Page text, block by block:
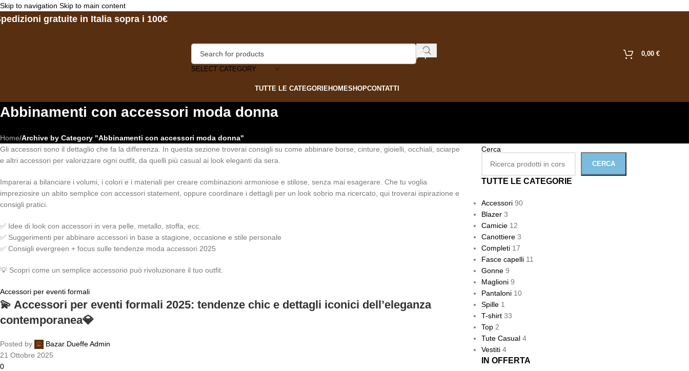
Skip to navigation Skip to main content
gratuite in Italia sopra i 100€
SELECT CATEGORY
0,00 €
TUTTE LE CATEGORIEHOMESHOPCONTATTI
Abbinamenti con accessori moda donna
Home/Archive by Category "Abbinamenti con accessori moda donna"
Gli accessori sono il dettaglio che fa la differenza. In questa sezione troverai consigli su come abbinare borse, cinture, gioielli, occhiali, sciarpe
e altri accessori per valorizzare ogni outfit, da quelli più casual ai look eleganti da sera.
Imparerai a bilanciare i volumi, i colori e i materiali per creare combinazioni armoniose e stilose, senza mai esagerare. Che tu voglia
impreziosire un abito semplice con accessori statement, oppure coordinare i dettagli per un look sobrio ma ricercato, qui troverai ispirazione e
consigli pratici.
✅ Idee di look con accessori in vera pelle, metallo, stoffa, ecc.
✅ Suggerimenti per abbinare accessori in base a stagione, occasione e stile personale
✅ Consigli evergreen + focus sulle tendenze moda accessori 2025
💡 Scopri come un semplice accessorio può rivoluzionare il tuo outfit.
Accessori per eventi formali
💫 Accessori per eventi formali 2025: tendenze chic e dettagli iconici dell’eleganza
contemporanea💎
Posted by
Bazar Dueffe Admin
21 Ottobre 2025
0
Cerca
CERCA
TUTTE LE CATEGORIE
Accessori 90
Blazer 3
Camicie 12
Canottiere 3
Completi 17
Fasce capelli 11
Gonne 9
Maglioni 9
Pantaloni 10
Spille 1
T-shirt 33
Top 2
Tute Casual 4
Vestiti 4
IN OFFERTA